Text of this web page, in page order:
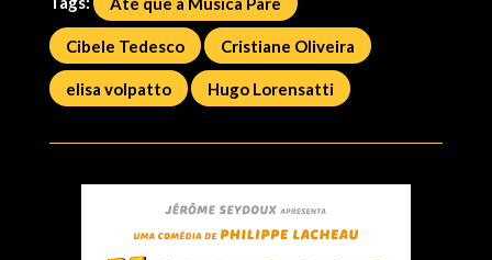
Cibele Tedesco Cristiane Oliveira
elisa volpatto Hugo Lorensatti